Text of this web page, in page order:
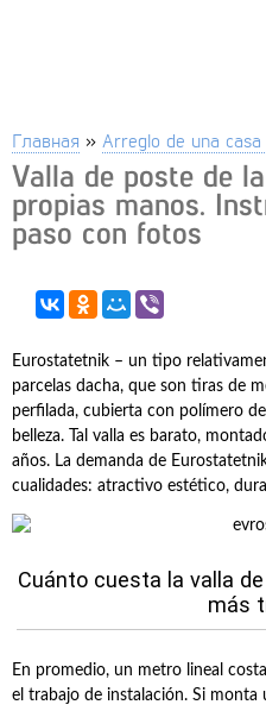
Главная » Arreglo de una casa
Valla de poste de
propias manos.
paso con fotos
Eurostatetnik – un tipo
parcelas dacha, que son tiras de
perfilada, cubierta con polímero
belleza. Tal valla es barato,
años. La demanda de
cualidades: atractivo estético,
Cuánto cuesta la valla
más
En promedio, un metro lineal
el trabajo de instalación. Si monta